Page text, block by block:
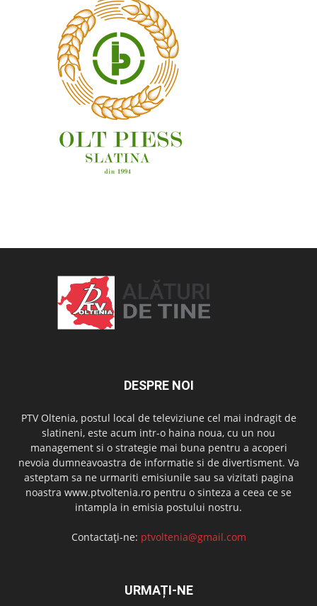
DESPRE NOI
PTV Oltenia, postul local de televiziune cel mai indragit de
slatineni, este acum intr-o haina noua, cu un nou
management si o strategie mai buna pentru a acoperi
nevoia dumneavoastra de informatie si de divertisment. Va
asteptam sa ne urmariti emisiunile sau sa vizitati pagina
noastra www.ptvoltenia.ro pentru o sinteza a ceea ce se
intampla in emisia postului nostru.
Contactați-ne: ptvoltenia@gmail.com
URMAȚI-NE